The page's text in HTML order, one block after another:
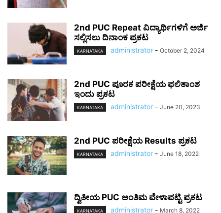
2nd PUC Repeat ವಿದ್ಯಾರ್ಥಿಗಳಿಗೆ ಅರ್ಜಿ
ಸಲ್ಲಿಸಲು ದಿನಾಂಕ ಪ್ರಕಟ
KARNATAKA administrator - October 2, 2024
2nd PUC ಪೂರಕ ಪರೀಕ್ಷೆಯ ಫಲಿತಾಂಶ
ಇಂದು ಪ್ರಕಟ
KARNATAKA administrator - June 20, 2023
2nd PUC ಪರೀಕ್ಷೆಯ Results ಪ್ರಕಟ
KARNATAKA administrator - June 18, 2022
ದ್ವಿತೀಯ PUC ಅಂತಿಮ ವೇಳಾಪಟ್ಟಿ ಪ್ರಕಟ
KARNATAKA administrator - March 8, 2022